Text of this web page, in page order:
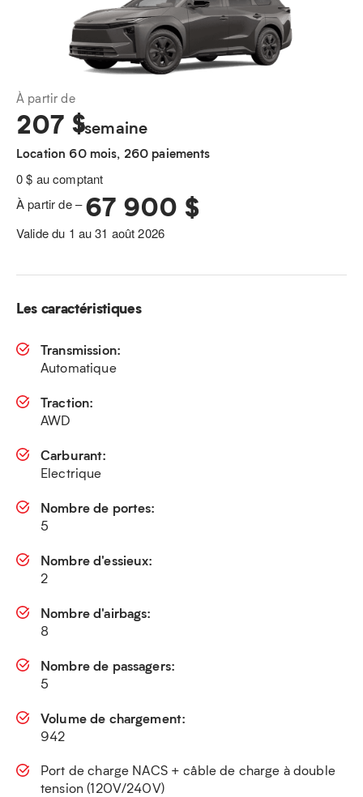
À partir de
207 $/semaine
Location 60 mois, 260 paiements
0 $ au comptant
À partir de –67 900 $
Valide du 1 au 31 août 2026
Les caractéristiques
Transmission:
Automatique
Traction:
AWD
Carburant:
Electrique
Nombre de portes:
5
Nombre d'essieux:
2
Nombre d'airbags:
8
Nombre de passagers:
5
Volume de chargement:
942
Port de charge NACS + câble de charge à double
tension (120V/240V)